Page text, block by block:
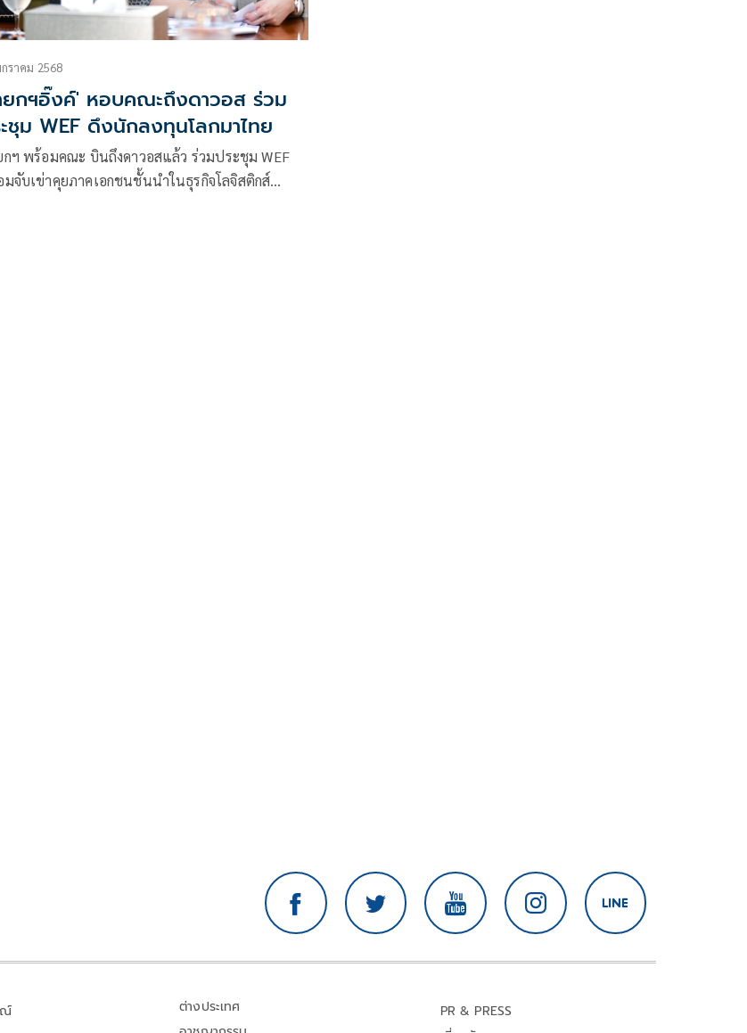
ราคม 2568
ยกฯอิ๊งค์' หอบคณะถึงดาวอส ร่วม
ชุม WEF ดึงนักลงทุนโลกมาไทย
ฯ พร้อมคณะ บินถึงดาวอสแล้ว ร่วมประชุม WEF
จับเข่าคุยภาคเอกชนชั้นนำในธุรกิจโลจิสติกส์
ณ์
ต่างประเทศ
PR & PRESS